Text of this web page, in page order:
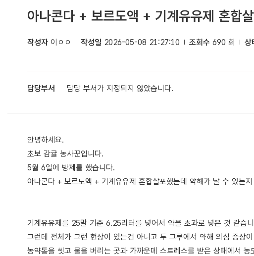
아나콘다 + 보르도액 + 기계유유제 혼합
작성자 이ㅇㅇ 작성일 2026-05-08 21:27:10 조회수 690 회 상
담당부서 담당 부서가 지정되지 않았습니다.
안녕하세요.
초보 감귤 농사꾼입니다.
5월 6일에 방제를 했습니다.
아나콘다 + 보르도액 + 기계유유제 혼합살포했는데 약해가 날 수 있는
기계유유제를 25말 기준 6.25리터를 넣어서 약을 초과로 넣은 것 같습
그런데 전체가 그런 현상이 있는건 아니고 두 그루에서 약해 의심 증상
농약통을 씻고 물을 버리는 곳과 가까운데 스트레스를 받은 상태에서 농